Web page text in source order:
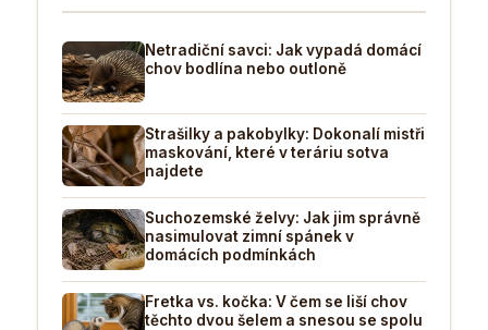
Netradiční savci: Jak vypadá domácí
chov bodlína nebo outloně
Strašilky a pakobylky: Dokonalí mistři
maskování, které v teráriu sotva
najdete
Suchozemské želvy: Jak jim správně
nasimulovat zimní spánek v
domácích podmínkách
Fretka vs. kočka: V čem se liší chov
těchto dvou šelem a snesou se spolu